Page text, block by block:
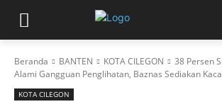
Beranda BANTEN KOTA CILEGON
38 Persen
Alami Gangguan Penglihatan, Baznas Sediakan
KOTA CILEGON